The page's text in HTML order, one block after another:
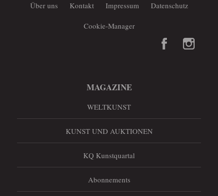
Über uns Kontakt Impressum Datenschutz
Cookie-Manager
MAGAZINE
WELTKUNST
KUNST UND AUKTIONEN
KQ Kunstquartal
Abonnements